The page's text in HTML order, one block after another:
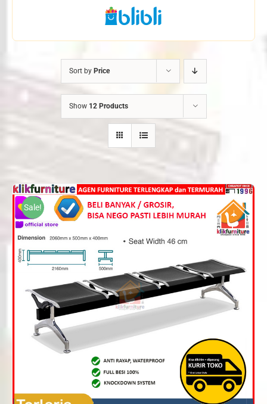
Sort by Price
Show 12 Products
Sale!